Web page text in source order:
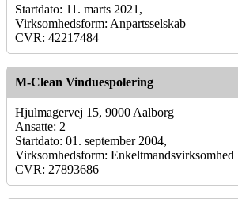
Startdato: 11. marts 2021,
Virksomhedsform: Anpartsselskab
CVR: 42217484
M-Clean Vinduespolering
Hjulmagervej 15, 9000 Aalborg
Ansatte: 2
Startdato: 01. september 2004,
Virksomhedsform: Enkeltmandsvirksomhed
CVR: 27893686